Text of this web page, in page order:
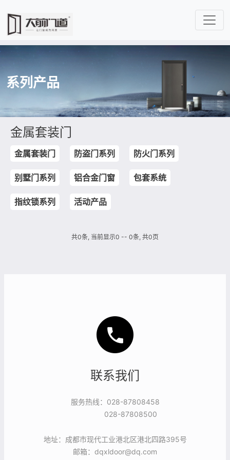
系列产品
金属套装门
金属套装门 防盗门系列 防火门系列
别墅门系列 铝合金门窗 包套系统
指纹锁系列 活动产品
共0条, 当前显示0 -- 0条, 共0页
联系我们
服务热线：028-87808458
028-87808500
地址：成都市现代工业港北区港北四路395号
邮箱：dqxldoor@dq.com